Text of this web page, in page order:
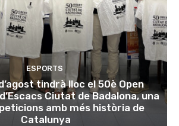
ESPORTS
tindrà lloc el 50è Open
Ciutat de Badalona, una
amb més història de
Catalunya